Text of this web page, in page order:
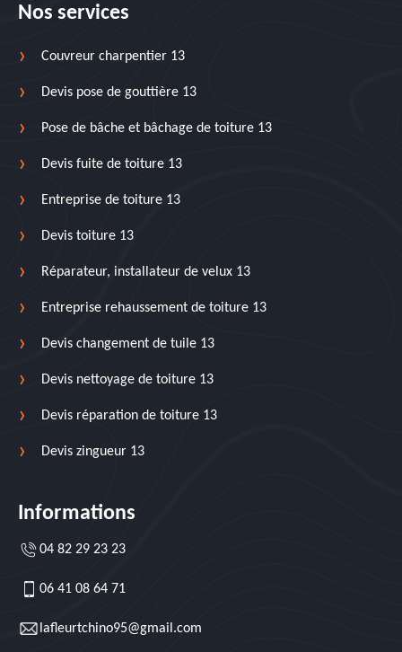
Nos services
Couvreur charpentier 13
Devis pose de gouttière 13
Pose de bâche et bâchage de toiture 13
Devis fuite de toiture 13
Entreprise de toiture 13
Devis toiture 13
Réparateur, installateur de velux 13
Entreprise rehaussement de toiture 13
Devis changement de tuile 13
Devis nettoyage de toiture 13
Devis réparation de toiture 13
Devis zingueur 13
Informations
04 82 29 23 23
06 41 08 64 71
lafleurtchino95@gmail.com